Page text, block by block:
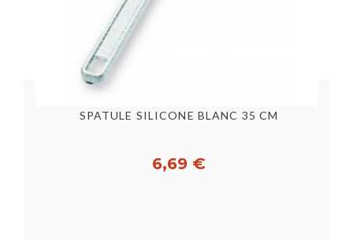
SPATULE SILICONE BLANC 35 CM
6,69 €